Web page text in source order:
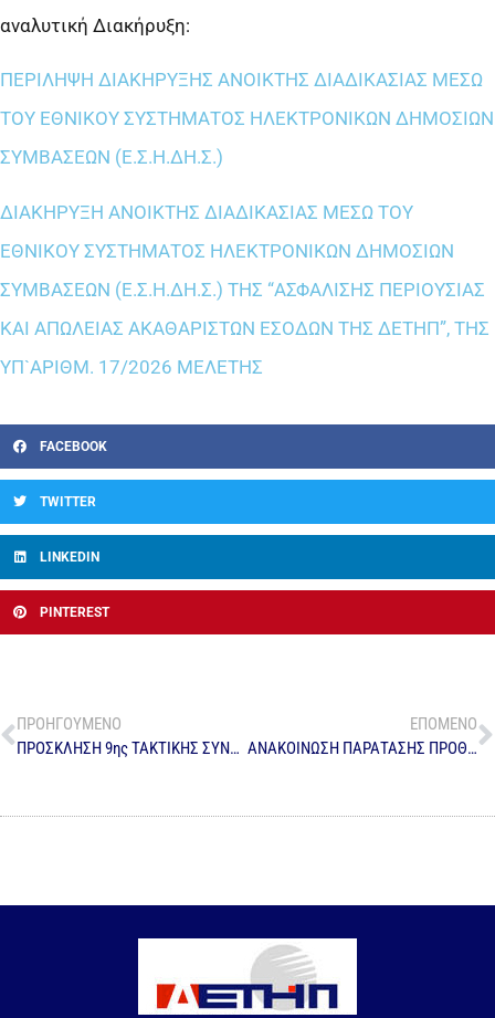
αναλυτική Διακήρυξη:
ΠΕΡΙΛΗΨΗ ΔΙΑΚΗΡΥΞΗΣ ΑΝΟΙΚΤΗΣ ΔΙΑΔΙΚΑΣΙΑΣ ΜΕΣΩ
ΤΟΥ ΕΘΝΙΚΟΥ ΣΥΣΤΗΜΑΤΟΣ ΗΛΕΚΤΡΟΝΙΚΩΝ ΔΗΜΟΣΙΩΝ
ΣΥΜΒΑΣΕΩΝ (Ε.Σ.Η.ΔΗ.Σ.)
ΔΙΑΚΗΡΥΞΗ ΑΝΟΙΚΤΗΣ ΔΙΑΔΙΚΑΣΙΑΣ ΜΕΣΩ ΤΟΥ
ΕΘΝΙΚΟΥ ΣΥΣΤΗΜΑΤΟΣ ΗΛΕΚΤΡΟΝΙΚΩΝ ΔΗΜΟΣΙΩΝ
ΣΥΜΒΑΣΕΩΝ (Ε.Σ.Η.ΔΗ.Σ.) ΤΗΣ “ΑΣΦΑΛΙΣΗΣ ΠΕΡΙΟΥΣΙΑΣ
ΚΑΙ ΑΠΩΛΕΙΑΣ ΑΚΑΘΑΡΙΣΤΩΝ ΕΣΟΔΩΝ ΤΗΣ ΔΕΤΗΠ”, ΤΗΣ
ΥΠ`ΑΡΙΘΜ. 17/2026 ΜΕΛΕΤΗΣ
FACEBOOK
TWITTER
LINKEDIN
PINTEREST
ΠΡΟΗΓΟΥΜΕΝΟ
ΠΡΟΣΚΛΗΣΗ 9ης ΤΑΚΤΙΚΗΣ ΣΥΝΕΔΡΙΑΣΗΣ ΔΣ ΔΕΤΗΠ 2026
ΕΠΟΜΕΝΟ
ΑΝΑΚΟΙΝΩΣΗ ΠΑΡΑΤΑΣΗΣ ΠΡΟΘΕΣΜΙΑΣ ΣΥΝΑΨΗΣ ΣΥΜΒΟΛΕΩΝ ΝΕΩΝ ΣΥΝΔΕΣΕΩΝ